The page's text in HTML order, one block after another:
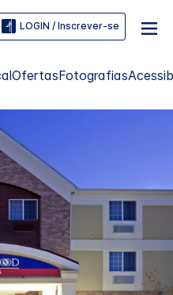
LOGIN / Inscrever-se
OfertasFotografias